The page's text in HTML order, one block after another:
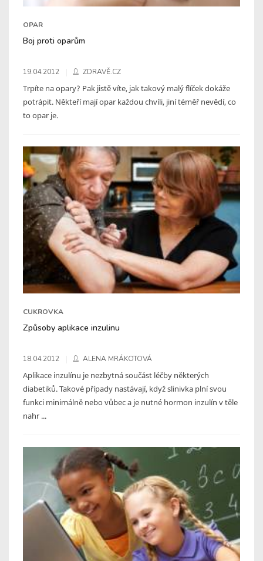
OPAR
Boj proti oparům
19.04.2012 ZDRAVĚ.CZ
Trpíte na opary? Pak jistě víte, jak takový malý flíček dokáže
potrápit. Někteří mají opar každou chvíli, jiní téměř nevědí, co
to opar je.
CUKROVKA
Způsoby aplikace inzulinu
18.04.2012 ALENA MRÁKOTOVÁ
Aplikace inzulínu je nezbytná součást léčby některých
diabetiků. Takové případy nastávají, když slinivka plní svou
funkci minimálně nebo vůbec a je nutné hormon inzulín v těle
nahr ...